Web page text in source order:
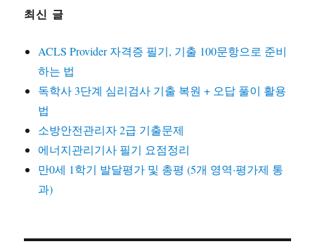
최신 글
ACLS Provider 자격증 필기, 기출 100문항으로 준비
하는 법
독학사 3단계 심리검사 기출 복원 + 오답 풀이 활용
법
소방안전관리자 2급 기출문제
에너지관리기사 필기 요점정리
만0세 1학기 발달평가 및 총평 (5개 영역·평가제 통
과)